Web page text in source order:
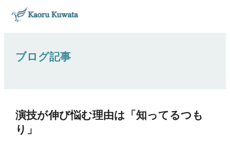
ブログ記事
演技が伸び悩む理由は「知ってるつも
り」